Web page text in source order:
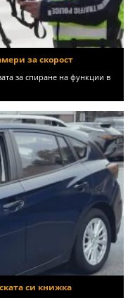
за скорост
за спиране на функции в
си книжка